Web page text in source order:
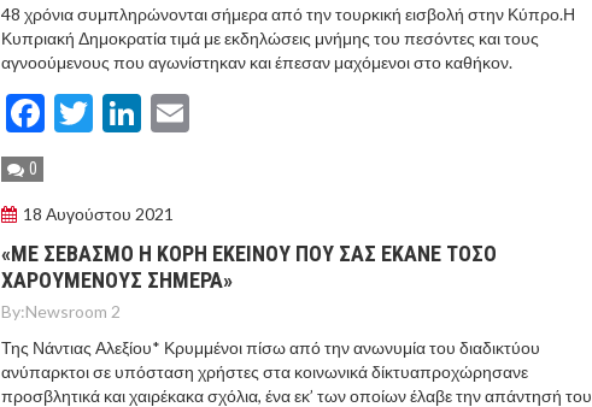
48 χρόνια συμπληρώνονται σήμερα από την τουρκική εισβολή στην Κύπρο.Η
Κυπριακή Δημοκρατία τιμά με εκδηλώσεις μνήμης του πεσόντες και τους
αγνοούμενους που αγωνίστηκαν και έπεσαν μαχόμενοι στο καθήκον.
Facebook
TwitterLinkedIn
0
18 Αυγούστου 2021
«ΜΕ ΣΕΒΑΣΜΟ Η ΚΟΡΗ ΕΚΕΙΝΟΥ ΠΟΥ ΣΑΣ ΕΚΑΝΕ ΤΟΣΟ
ΧΑΡΟΥΜΕΝΟΥΣ ΣΗΜΕΡΑ»
By:Newsroom 2
Της Νάντιας Αλεξίου* Κρυμμένοι πίσω από την ανωνυμία του διαδικτύου
ανύπαρκτοι σε υπόσταση χρήστες στα κοινωνικά δίκτυαπροχώρησανε
προσβλητικά και χαιρέκακα σχόλια, ένα εκ’ των οποίων έλαβε την απάντησή του